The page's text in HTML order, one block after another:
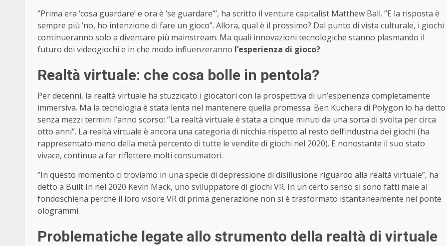
”Prima era ‘cosa guardare’ e ora è ‘se guardare”’, ha scritto il venture capitalist Matthew Ball. ”E la risposta è
sempre più ‘no, ho intenzione di fare un gioco”. Allora, qual è il prossimo? Dal punto di vista culturale, i giochi
continueranno solo a diventare più mainstream. Ma quali innovazioni tecnologiche stanno plasmando il
futuro dei videogiochi e in che modo influenzeranno l’esperienza di gioco?
Realtà virtuale: che cosa bolle in pentola?
Per decenni, la realtà virtuale ha stuzzicato i giocatori con la prospettiva di un’esperienza completamente
immersiva. Ma la tecnologia è stata lenta nel mantenere quella promessa. Ben Kuchera di Polygon lo ha detto
senza mezzi termini l’anno scorso: ”La realtà virtuale è stata a cinque minuti da una sorta di svolta per circa
otto anni”. La realtà virtuale è ancora una categoria di nicchia rispetto al resto dell’industria dei giochi (ha
rappresentato meno della metà percento di tutte le vendite di giochi nel 2020). E nonostante il suo stato
vivace, continua a far riflettere molti consumatori.
”In questo momento ci troviamo in una specie di depressione di disillusione riguardo alla realtà virtuale”, ha
detto a Built In nel 2020 Kevin Mack, uno sviluppatore di giochi VR. In un certo senso si sono fatti male al
fondoschiena perché il loro visore VR di prima generazione non si è trasformato istantaneamente nel ponte
ologrammi.
Problematiche legate allo strumento della realtà di virtuale